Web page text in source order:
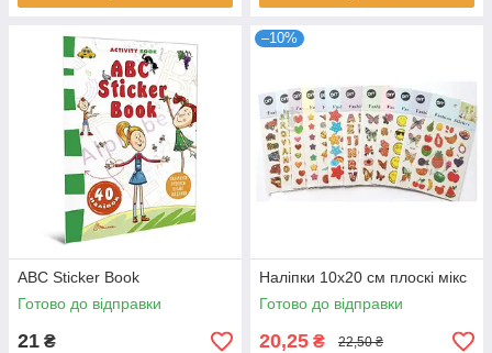
АВС Sticker Book
Готово до відправки
21 ₴
–10%
Наліпки 10х20 см плоскі мікс
Готово до відправки
20,25 ₴ 22,50 ₴